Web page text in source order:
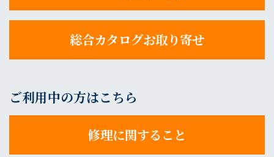
総合カタログお取り寄せ
ご利用中の方はこちら
修理に関すること